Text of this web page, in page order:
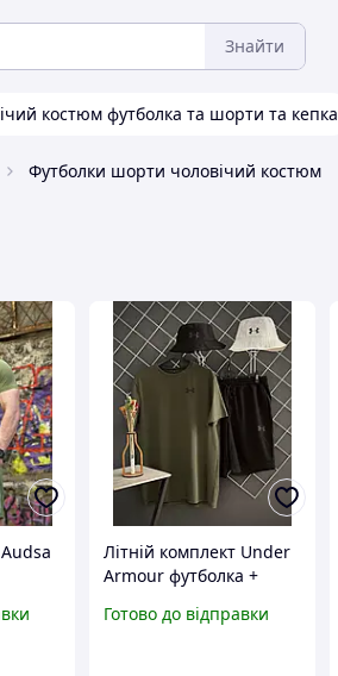
Знайти
костюм футболка та шорти та кепка
Футболки шорти чоловічий костюм
Літній комплект Under
Armour футболка +
Чоловічий костюм
Готово до відправки